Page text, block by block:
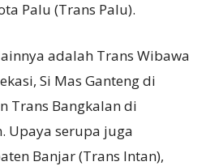
Palu (Trans Palu).
adalah Trans Wibawa
Si Mas Ganteng di
Trans Bangkalan di
Upaya serupa juga
Banjar (Trans Intan),